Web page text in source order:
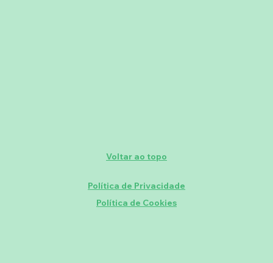
Política de Privacidade
Voltar ao topo
Política de Cookies